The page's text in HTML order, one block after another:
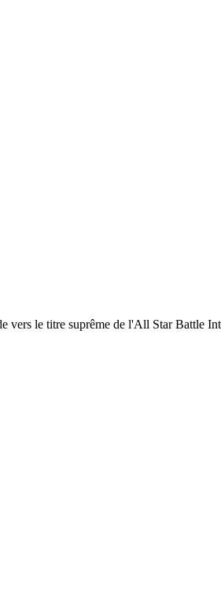
vers le titre suprême de l'All Star Battle